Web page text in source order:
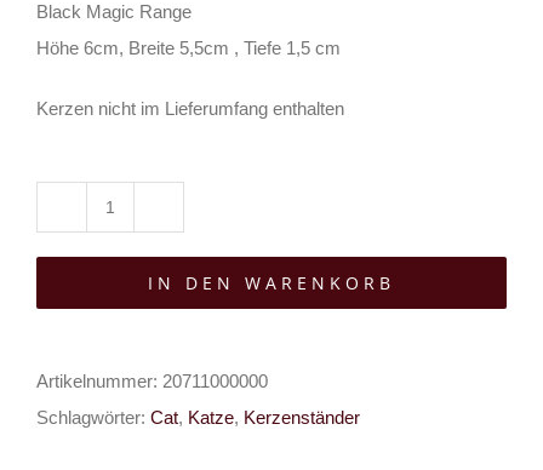
Black Magic Range
Höhe 6cm, Breite 5,5cm , Tiefe 1,5 cm
Kerzen nicht im Lieferumfang enthalten
of
Equinox
IN DEN WARENKORB
Artikelnummer: 20711000000
Schlagwörter: Cat, Katze, Kerzenständer